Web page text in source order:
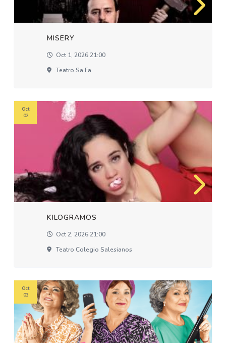
MISERY
Oct 1, 2026 21:00
Teatro Sa.fa.
KILOGRAMOS
Oct 2, 2026 21:00
Teatro Colegio Salesianos
Oct
02
Oct
03